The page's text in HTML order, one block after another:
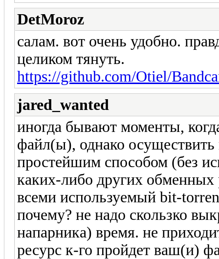
DetMoroz
салам. вот очень удобно.
целиком тянуть.
https://github.com/Otiel/
jared_wanted
иногда бывают моменты,
файл(ы), однако осуществить
простейшим способом (без
каких-либо других обменных
всеми используемый bit-
почему? не надо скользко
напарника) время. не
ресурс к-го пройдет ваш(и)